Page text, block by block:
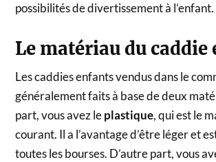
possibilités de divertissement à l’enfant.
Le matériau du
Les caddies enfants vendus dans le
généralement faits à base de deux
part, vous avez leplastique, qui est le
courant. Il a l’avantage d’être léger et
toutes les bourses. D’autre part, vous